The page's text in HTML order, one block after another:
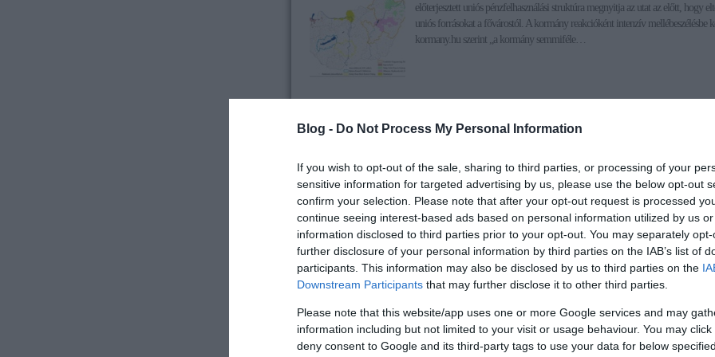
Blog - Do Not Process My Personal Information
If you wish to opt-out of the sale, sharing to third parties, or processing of your
sensitive information for targeted advertising by us, please use the below opt-out
confirm your selection. Please note that after your opt-out request is processed
continue seeing interest-based ads based on personal information utilized by us
information disclosed to third parties prior to your opt-out. You may separately
further disclosure of your personal information by third parties on the IAB’s list of
participants. This information may also be disclosed by us to third parties on the
Downstream Participants that may further disclose it to other third parties.
Please note that this website/app uses one or more Google services and may
information including but not limited to your visit or usage behaviour. You may
deny consent to Google and its third-party tags to use your data for below
előterjesztett uniós pénzfelhasználási struktúra megnyitja az utat az előtt, hogy
uniós forrásokat a fővárostól. A kormány reakcióként intenzív mellébeszélésbe
kormany.hu szerint „a kormány semmiféle…
jávor benedek
Budapest
Tovább »
2018. 11. 16.
A 4-es metró botrány érintettjeinek tündöklése a NER-ben